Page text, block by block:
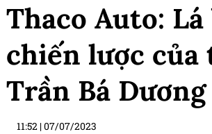
Thaco Auto: Lá
chiến lược của
Trần Bá Dương
11:52 |07/07/2023